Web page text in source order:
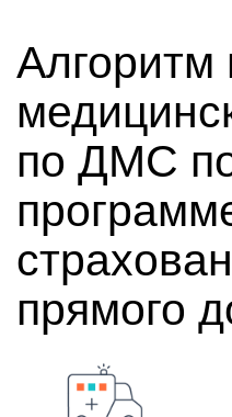
Алгоритм
по ДМС
прямого